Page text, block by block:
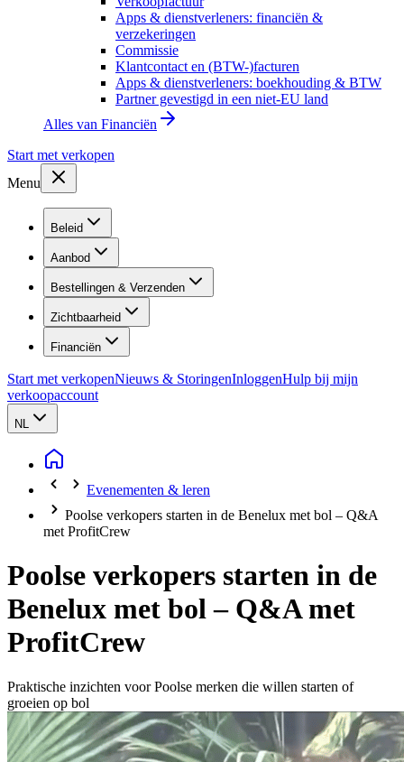
Apps & dienstverleners: financiën &
verzekeringen
Commissie
Klantcontact en (BTW-)facturen
Apps & dienstverleners: boekhouding & BTW
Partner gevestigd in een niet-EU land
Alles van Financiën
Start met verkopen
Menu
Beleid
Aanbod
Bestellingen & Verzenden
Zichtbaarheid
Financiën
Start met verkopenNieuws & StoringenInloggenHulp bij mijn
verkoopaccount
NL
Evenementen & leren
Poolse verkopers starten in de Benelux met bol – Q&A
met ProfitCrew
Poolse verkopers starten in de
Benelux met bol – Q&A met
ProfitCrew
Praktische inzichten voor Poolse merken die willen starten of
groeien op bol